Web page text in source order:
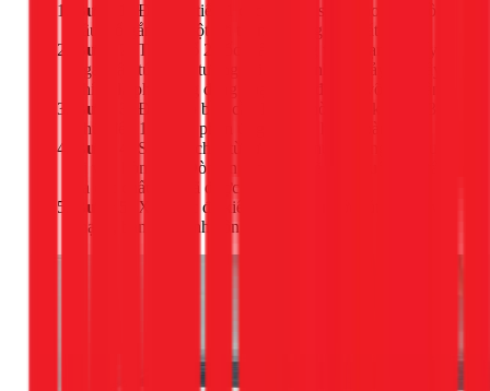
Bước 1:
Đổ trực tiếp 1 cốc baking soda vào lòng bồn
cầu, cố gắng để bột rơi thẳng xuống lỗ thoát nước.
Bước 2:
Từ từ đổ 2 cốc giấm trắng vào. Bạn sẽ thấy
ngay lập tức hiện tượng sủi bọt mạnh mẽ xảy ra. Đây
chính là phản ứng đang hoạt động để phá vỡ cặn bẩn.
Bước 3:
Đậy nắp bồn cầu lại và chờ trong khoảng 30
phút đến 1 giờ để phản ứng diễn ra hoàn toàn.
Bước 4:
Sau khi chờ, từ từ đổ ấm nước nóng đã chuẩn
bị vào bồn cầu. Dòng nước nóng sẽ giúp cuốn trôi tất
cả các chất thải đã được làm mềm.
Bước 5:
Xả nước để kiểm tra. Nếu nước rút nhanh và
mạnh, bạn đã thành công!